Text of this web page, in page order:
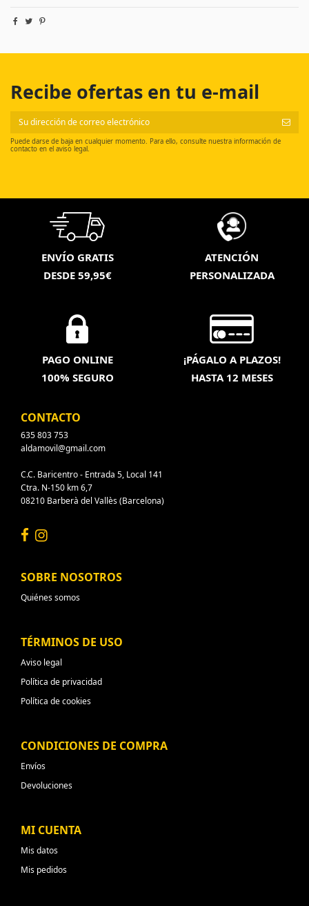
Recibe ofertas en tu e-mail
Puede darse de baja en cualquier momento. Para ello, consulte nuestra información de
contacto en el aviso legal.
ENVÍO GRATIS
DESDE 59,95€
ATENCIÓN
PERSONALIZADA
PAGO ONLINE
100% SEGURO
¡PÁGALO A PLAZOS!
HASTA 12 MESES
CONTACTO
635 803 753
aldamovil@gmail.com
C.C. Baricentro - Entrada 5, Local 141
Ctra. N-150 km 6,7
08210 Barberà del Vallès (Barcelona)
SOBRE NOSOTROS
Quiénes somos
TÉRMINOS DE USO
Aviso legal
Política de privacidad
Política de cookies
CONDICIONES DE COMPRA
Envíos
Devoluciones
MI CUENTA
Mis datos
Mis pedidos